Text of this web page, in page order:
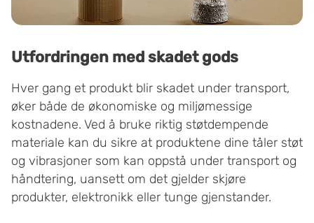
Utfordringen med skadet gods
Hver gang et produkt blir skadet under transport,
øker både de økonomiske og miljømessige
kostnadene. Ved å bruke riktig støtdempende
materiale kan du sikre at produktene dine tåler støt
og vibrasjoner som kan oppstå under transport og
håndtering, uansett om det gjelder skjøre
produkter, elektronikk eller tunge gjenstander.